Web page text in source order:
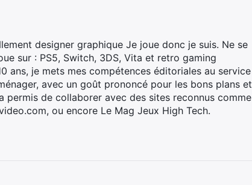
designer graphique Je joue donc je suis. Ne se
sur : PS5, Switch, 3DS, Vita et retro gaming
ans, je mets mes compétences éditoriales au service
avec un goût prononcé pour les bons plans et
permis de collaborer avec des sites reconnus comme
ou encore Le Mag Jeux High Tech.